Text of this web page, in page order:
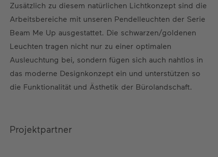
Zusätzlich zu diesem natürlichen Lichtkonzept sind die
Arbeitsbereiche mit unseren Pendelleuchten der Serie
Beam Me Up ausgestattet. Die schwarzen/goldenen
Leuchten tragen nicht nur zu einer optimalen
Ausleuchtung bei, sondern fügen sich auch nahtlos in
das moderne Designkonzept ein und unterstützen so
die Funktionalität und Ästhetik der Bürolandschaft.
Projektpartner